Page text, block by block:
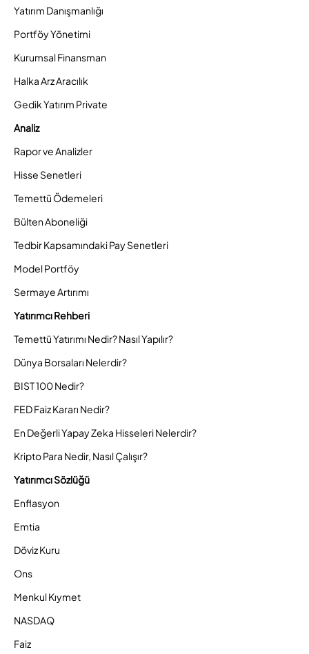
Yatırım Danışmanlığı
Portföy Yönetimi
Kurumsal Finansman
Halka Arz Aracılık
Gedik Yatırım Private
Analiz
Rapor ve Analizler
Hisse Senetleri
Temettü Ödemeleri
Bülten Aboneliği
Tedbir Kapsamındaki Pay Senetleri
Model Portföy
Sermaye Artırımı
Yatırımcı Rehberi
Temettü Yatırımı Nedir? Nasıl Yapılır?
Dünya Borsaları Nelerdir?
BIST 100 Nedir?
FED Faiz Kararı Nedir?
En Değerli Yapay Zeka Hisseleri Nelerdir?
Kripto Para Nedir, Nasıl Çalışır?
Yatırımcı Sözlüğü
Enflasyon
Emtia
Döviz Kuru
Ons
Menkul Kıymet
NASDAQ
Faiz